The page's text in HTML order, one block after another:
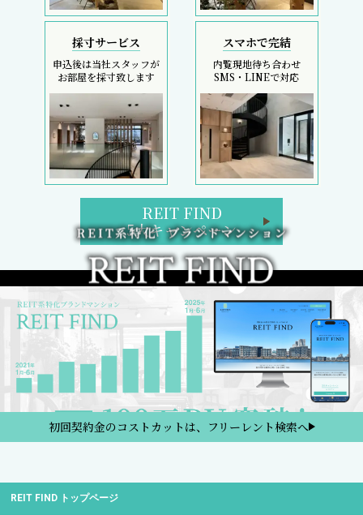
採寸サービス
申込後は当社スタッフが
お部屋を採寸致します
スマホで完結
内覧現地待ち合わせ
SMS・LINEで対応
REIT FIND
5大キャンペーン
初回契約金のコストカットは、フリーレント検索へ
REIT FIND トップページ